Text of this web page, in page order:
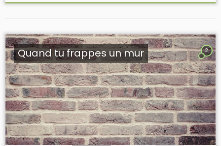
2
Quand tu frappes un mur